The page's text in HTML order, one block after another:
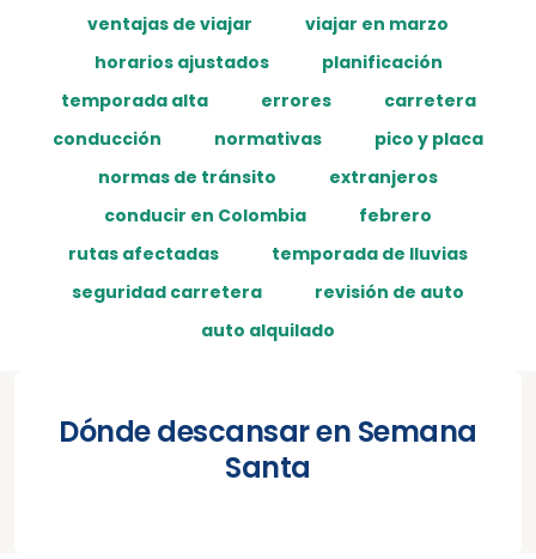
ventajas de viajar
viajar en marzo
horarios ajustados
planificación
temporada alta
errores
carretera
conducción
normativas
pico y placa
normas de tránsito
extranjeros
conducir en Colombia
febrero
rutas afectadas
temporada de lluvias
seguridad carretera
revisión de auto
auto alquilado
Dónde descansar en Semana
Santa